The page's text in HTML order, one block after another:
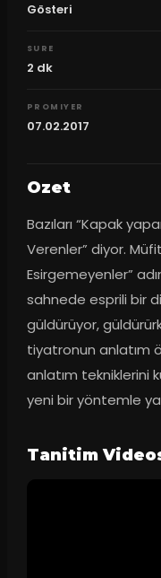
Gösteri
SURE
2 dk
PROMIYER
07.02.2017
Ozet
Bazıları “Kapak
Verenler” diyor. Müfit
Esirgemeyenler”
sahnede esprili bir
güldürüyor,
tiyatronun anlatım
anlatım tekniklerini
yeni bir yöntemle
Tanitim